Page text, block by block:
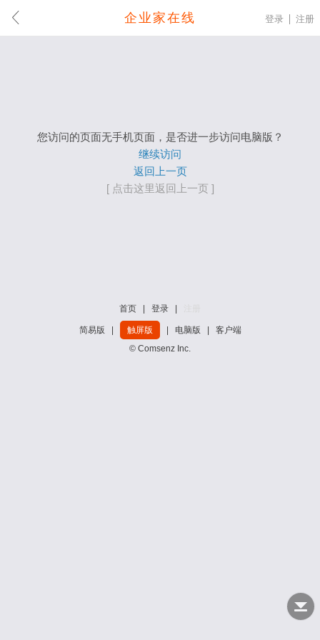
企业家在线 登录 注册
您访问的页面无手机页面，是否进一步访问电脑版？
继续访问
返回上一页
[ 点击这里返回上一页 ]
首页 登录
简易版 触屏版 电脑版
客户端
© Comsenz Inc.